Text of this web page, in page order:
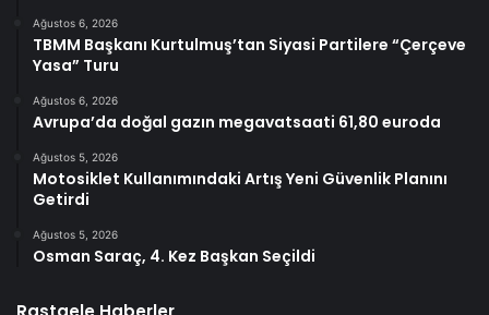
Ağustos 6, 2026
TBMM Başkanı Kurtulmuş’tan Siyasi Partilere “Çerçeve
Yasa” Turu
Ağustos 6, 2026
Avrupa’da doğal gazın megavatsaati 61,80 euroda
Ağustos 5, 2026
Motosiklet Kullanımındaki Artış Yeni Güvenlik Planını
Getirdi
Ağustos 5, 2026
Osman Saraç, 4. Kez Başkan Seçildi